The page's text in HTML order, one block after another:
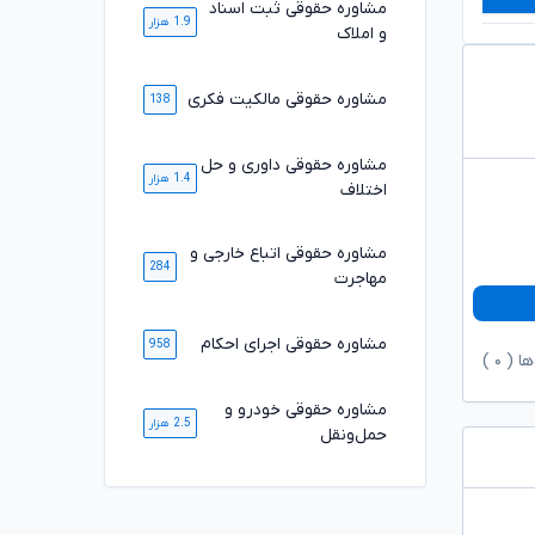
( ۰
مشاوره حقوقی ثبت اسناد
و املاک
1.9 هزار
مشاوره حقوقی مالکیت فکری 138
مشاوره حقوقی داوری و حل
اختلاف
1.4 هزار
مشاوره حقوقی اتباع خارجی و
مهاجرت
284
مشاوره حقوقی اجرای احکام 958
مشاوره حقوقی خودرو و
حمل‌ونقل
2.5 هزار